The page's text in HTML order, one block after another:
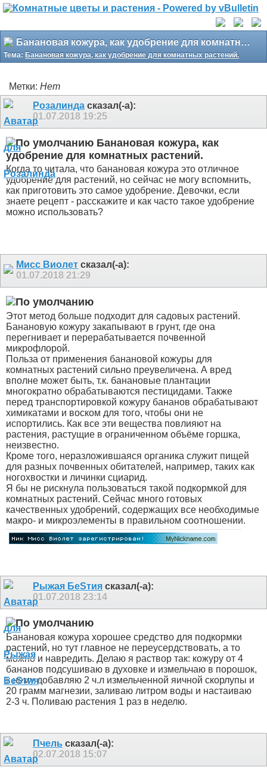
Банановая кожура, как удобрение для комнатных растений.
Тема: Банановая кожура, как удобрение для комнатных растений.
Метки: Нет
Розалинда сказал(-а):
01.07.2018 19:25
Банановая кожура, как
удобрение для комнатных растений.
Когда то читала, что банановая кожура это отличное
удобрение для растений, но сейчас не могу вспомнить,
как приготовить это самое удобрение. Девочки, если
знаете рецепт - расскажите и как часто такое удобрение
можно использовать?
Мисс Виолет сказал(-а):
01.07.2018 21:29
Этот метод больше подходит для садовых растений.
Банановую кожуру закапывают в грунт, где она
перегнивает и перерабатывается почвенной
микрофлорой.
Польза от применения банановой кожуры для
комнатных растений сильно преувеличена. А вред
вполне может быть, т.к. банановые плантации
многократно обрабатываются пестицидами. Также
перед транспортировкой кожуру бананов обрабатывают
химикатами и воском для того, чтобы они не
испортились. Как все эти вещества повлияют на
растения, растущие в ограниченном объёме горшка,
неизвестно.
Кроме того, неразложившаяся органика служит пищей
для разных почвенных обитателей, например, таких как
ногохвостки и личинки сциарид.
Я бы не рискнула пользоваться такой подкормкой для
комнатных растений. Сейчас много готовых
качественных удобрений, содержащих все необходимые
макро- и микроэлементы в правильном соотношении.
Рыжая БeSтия сказал(-а):
01.07.2018 23:14
Банановая кожура хорошее средство для подкормки
растений, но тут главное не переусердствовать, а то
можно и навредить. Делаю я раствор так: кожуру от 4
бананов подсушиваю в духовке и измельчаю в порошок,
к нему добавляю 2 ч.л измельченной яичной скорлупы и
20 грамм магнезии, заливаю литром воды и настаиваю
2-3 ч. Поливаю растения 1 раз в неделю.
Пчель сказал(-а):
02.07.2018 15:07